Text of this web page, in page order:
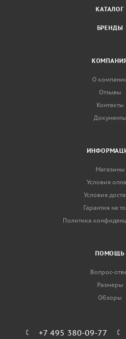
КАТАЛОГ
БРЕНДЫ
О
Отзывы
Контакты
Документы
Магазины
Условия
Условия
Гарантия на
Политика
ПОМОЩЬ
Вопрос-
Размеры
Обзоры
+7 495 380-09-77